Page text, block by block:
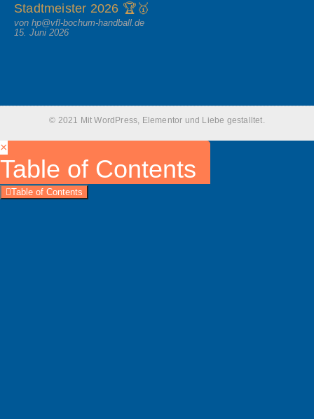
Stadtmeister 2026 🏆🥇
von hp@vfl-bochum-handball.de
15. Juni 2026
© 2021 Mit WordPress, Elementor und Liebe gestalltet.
×
Table of Contents
Table of Contents